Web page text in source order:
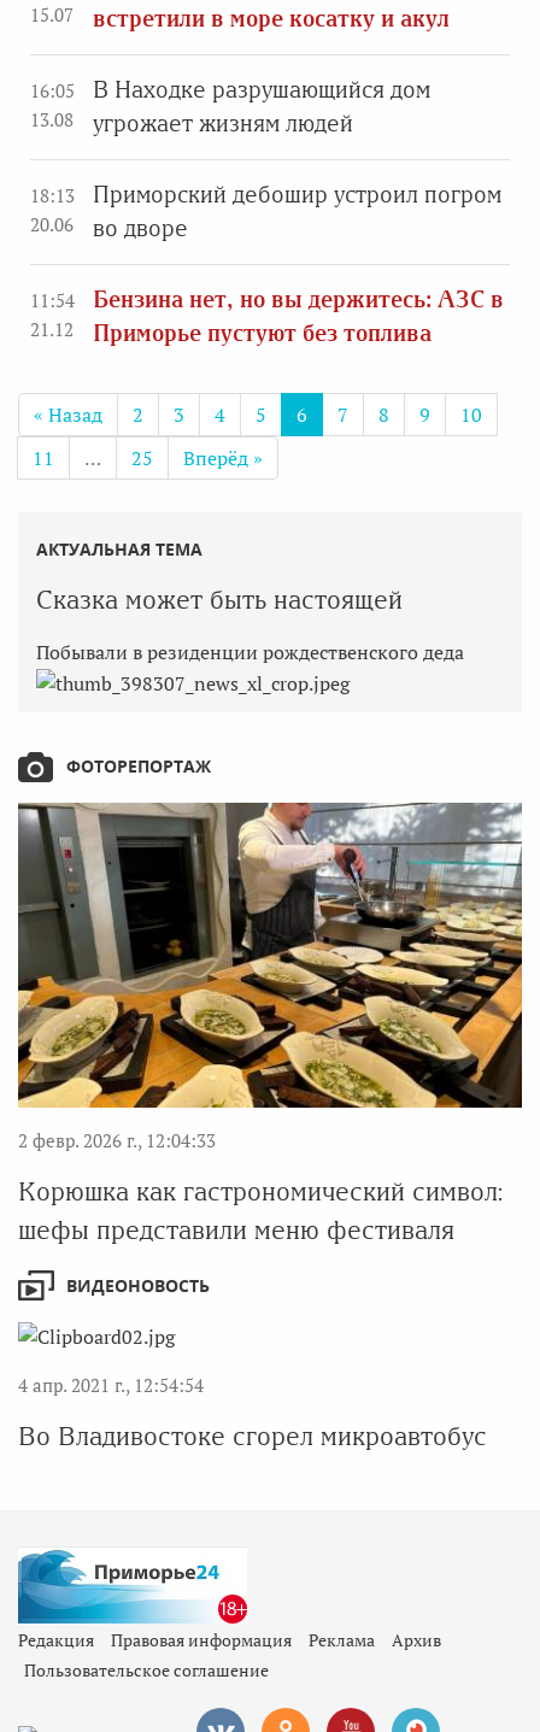
15.07
встретили в море косатку и акул
16:05
13.08
В Находке разрушающийся дом
угрожает жизням людей
18:13
20.06
Приморский дебошир устроил погром
во дворе
11:54
21.12
Бензина нет, но вы держитесь: АЗС в
Приморье пустуют без топлива
« Назад 2 3 4 5 6 7 8 9
10
11
… 25 Вперёд »
АКТУАЛЬНАЯ ТЕМА
Сказка может быть настоящей
Побывали в резиденции рождественского деда
ФОТОРЕПОРТАЖ
2 февр. 2026 г., 12:04:33
Корюшка как гастрономический символ:
шефы представили меню фестиваля
ВИДЕОНОВОСТЬ
4 апр. 2021 г., 12:54:54
Во Владивостоке сгорел микроавтобус
Редакция Правовая информация Реклама
Архив
Пользовательское соглашение